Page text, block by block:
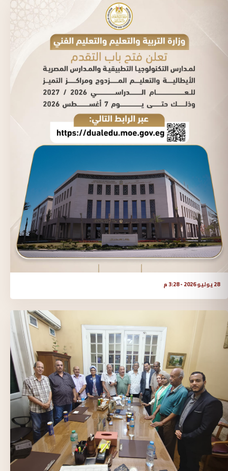
28 يوليو 2026 - 3:28 م